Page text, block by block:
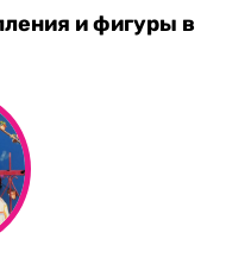
и фигуры в